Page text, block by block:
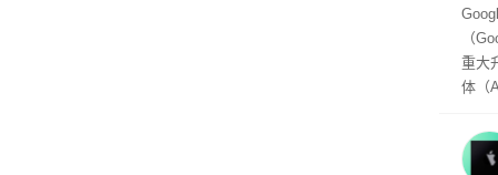
及
（
重大
体（
查
（